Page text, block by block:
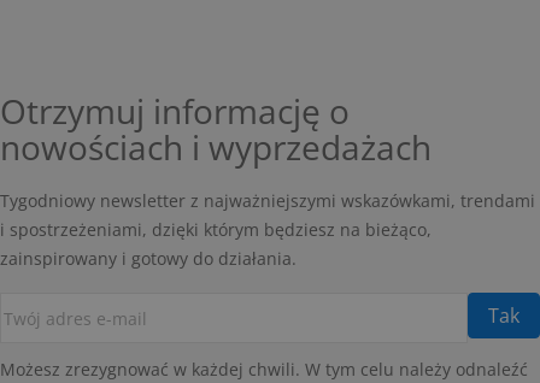
Otrzymuj informację o
nowościach i wyprzedażach
Tygodniowy newsletter z najważniejszymi wskazówkami, trendami
i spostrzeżeniami, dzięki którym będziesz na bieżąco,
zainspirowany i gotowy do działania.
Możesz zrezygnować w każdej chwili. W tym celu należy odnaleźć